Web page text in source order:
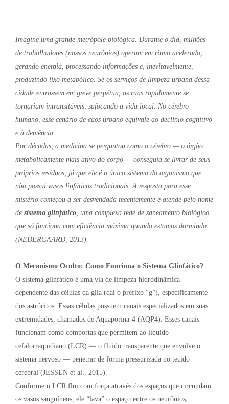
Imagine uma grande metrópole biológica. Durante o dia, milhões
de trabalhadores (nossos neurônios) operam em ritmo acelerado,
gerando energia, processando informações e, inevitavelmente,
produzindo lixo metabólico. Se os serviços de limpeza urbana dessa
cidade entrassem em greve perpétua, as ruas rapidamente se
tornariam intransitáveis, sufocando a vida local. No cérebro
humano, esse cenário de caos urbano equivale ao declínio cognitivo
e à demência.
Por décadas, a medicina se perguntou como o cérebro — o órgão
metabolicamente mais ativo do corpo — conseguia se livrar de seus
próprios resíduos, já que ele é o único sistema do organismo que
não possui vasos linfáticos tradicionais. A resposta para esse
mistério começou a ser desvendada recentemente e atende pelo nome
de sistema glinfático, uma complexa rede de saneamento biológico
que só funciona com eficiência máxima quando estamos dormindo
(NEDERGAARD, 2013).
O Mecanismo Oculto: Como Funciona o Sistema Glinfático?
O sistema glinfático é uma via de limpeza hidrodinâmica
dependente das células da glia (daí o prefixo “g”), especificamente
dos astrócitos. Essas células possuem canais especializados em suas
extremidades, chamados de Aquaporina-4 (AQP4). Esses canais
funcionam como comportas que permitem ao líquido
cefalorraquidiano (LCR) — o fluido transparente que envolve o
sistema nervoso — penetrar de forma pressurizada no tecido
cerebral (JESSEN et al., 2015).
Conforme o LCR flui com força através dos espaços que circundam
os vasos sanguíneos, ele “lava” o espaço entre os neurônios,